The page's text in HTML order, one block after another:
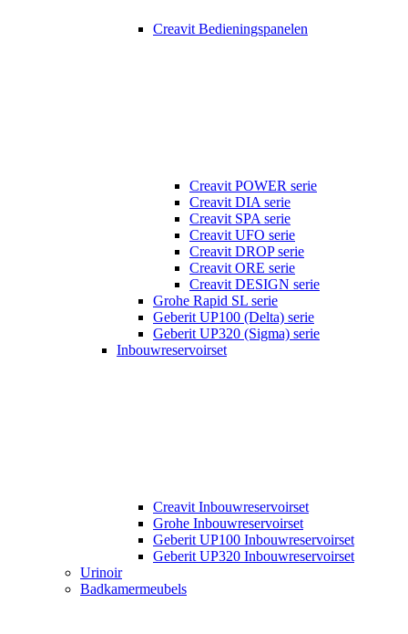
Creavit Bedieningspanelen
Creavit POWER serie
Creavit DIA serie
Creavit SPA serie
Creavit UFO serie
Creavit DROP serie
Creavit ORE serie
Creavit DESIGN serie
Grohe Rapid SL serie
Geberit UP100 (Delta) serie
Geberit UP320 (Sigma) serie
Inbouwreservoirset
Creavit Inbouwreservoirset
Grohe Inbouwreservoirset
Geberit UP100 Inbouwreservoirset
Geberit UP320 Inbouwreservoirset
Urinoir
Badkamermeubels